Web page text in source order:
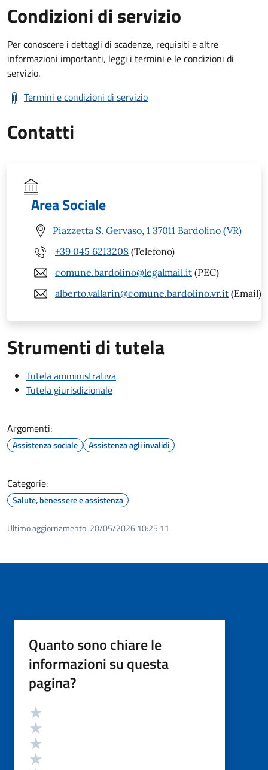
Condizioni di servizio
Per conoscere i dettagli di scadenze, requisiti e altre
informazioni importanti, leggi i termini e le condizioni di
servizio.
Termini e condizioni di servizio
Contatti
Area Sociale
Piazzetta S. Gervaso, 1 37011 Bardolino (VR)
+39 045 6213208 (Telefono)
comune.bardolino@legalmail.it (PEC)
alberto.vallarin@comune.bardolino.vr.it (Email)
Strumenti di tutela
Tutela amministrativa
Tutela giurisdizionale
Argomenti:
Assistenza sociale Assistenza agli invalidi
Categorie:
Salute, benessere e assistenza
Ultimo aggiornamento: 20/05/2026 10:25.11
Quanto sono chiare le
informazioni su questa
pagina?
Valutazione